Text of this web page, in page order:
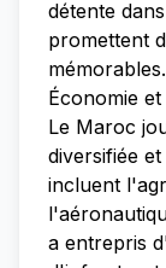
détente
promettent
mémorables.
Économie
Le Maroc
diversifiée
incluent
a entrepris